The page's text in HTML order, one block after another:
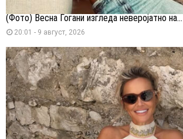
(Фото) Весна Ѓогани изгледа неверојатно на...
20:01 - 9 август, 2026